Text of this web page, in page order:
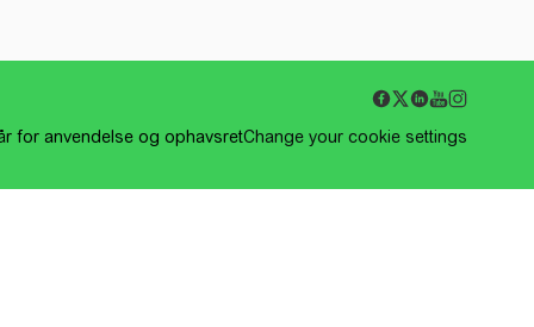
for anvendelse og ophavsretChange your cookie settings